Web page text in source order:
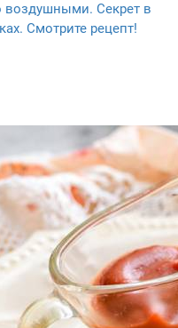
Секрет в
Смотрите рецепт!